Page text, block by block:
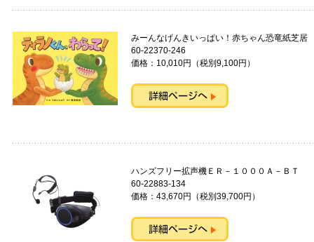
みーんなげんきいっぱい！赤ちゃん恐竜
60-22370-246
価格：10,010円（税別9,100円）
ハンズフリー拡声機ＥＲ－１０００Ａ
60-22883-134
価格：43,670円（税別39,700円）